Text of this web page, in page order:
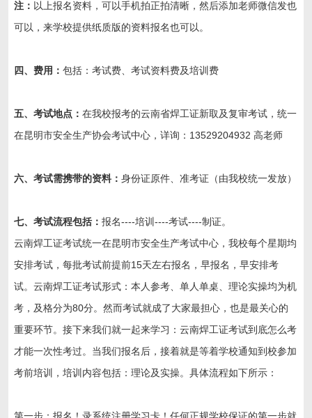
注： 以上报名资料，可以手机拍正拍清晰，然后添加老师微信发也
可以，来学校提供纸质版的资料报名也可以。
四、费用：包括：考试费、考试资料费及培训费
五、考试地点：在我校报考的云南省焊工证新取及复审考试，统一
在昆明市安全生产协会考试中心，详询：13529204932 高老师
六、考试需携带的资料：身份证原件、准考证（由我校统一发放）
七、考试流程包括：报名----培训----考试----制证。
云南焊工证考试统一在昆明市安全生产考试中心，我校每个星期均
安排考试，每批考试前提前15天左右报名，早报名，早安排考
试。云南焊工证考试形式：本人参考、单人单桌、理论实操均为机
考，及格分为80分。然而考试就成了大家最担心，也是最关心的
重要环节。接下来我们就一起来学习：云南焊工证考试到底怎么考
才能一次性考过。当我们报名后，接着就是等着学校通知到校参加
考前培训，培训内容包括：理论及实操。具体流程如下所示：